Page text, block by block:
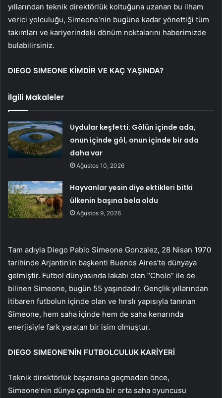
yıllarından teknik direktörlük koltuğuna uzanan bu ilham
verici yolculuğu, Simeone’nin bugüne kadar yönettiği tüm
takımları ve kariyerindeki dönüm noktalarını haberimizde
bulabilirsiniz.
DIEGO SIMEONE KİMDİR VE KAÇ YAŞINDA?
İlgili Makaleler
Uydular keşfetti: Gölün içinde ada,
onun içinde göl, onun içinde bir ada
daha var
Ağustos 10, 2026
Hayvanlar yesin diye ektikleri bitki
ülkenin başına bela oldu
Ağustos 9, 2026
Tam adıyla Diego Pablo Simeone Gonzalez, 28 Nisan 1970
tarihinde Arjantin’in başkenti Buenos Aires’te dünyaya
gelmiştir. Futbol dünyasında lakabı olan “Cholo” ile de
bilinen Simeone, bugün 55 yaşındadır. Gençlik yıllarından
itibaren futbolun içinde olan ve hırslı yapısıyla tanınan
Simeone, hem saha içinde hem de saha kenarında
enerjisiyle fark yaratan bir isim olmuştur.
DIEGO SIMEONE’NİN FUTBOLCULUK KARİYERİ
Teknik direktörlük başarısına geçmeden önce,
Simeone’nin dünya çapında bir orta saha oyuncusu